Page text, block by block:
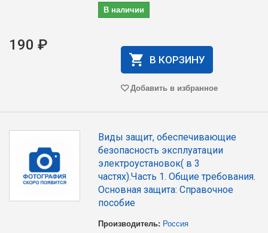
В наличии
190 ₽
В КОРЗИНУ
Добавить в избранное
Виды защит, обеспечивающие
безопасность эксплуатации
электроустановок( в 3
частях).Часть 1. Общие требования.
Основная защита: Справочное
пособие
Производитель: Россия